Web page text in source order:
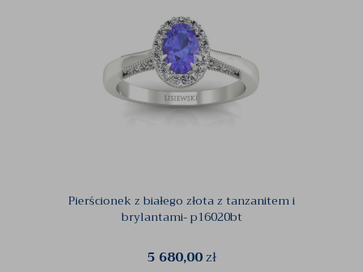
Pierścionek z białego złota z tanzanitem i
brylantami- p16020bt
5 680,00zł